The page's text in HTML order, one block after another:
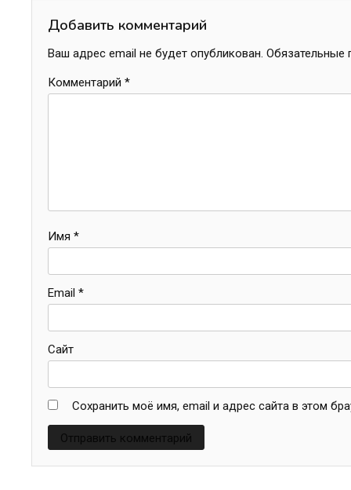
Добавить комментарий
Ваш адрес email не будет опубликован.
Комментарий *
Имя *
Email *
Сайт
Сохранить моё имя, email и адрес сайта в этом